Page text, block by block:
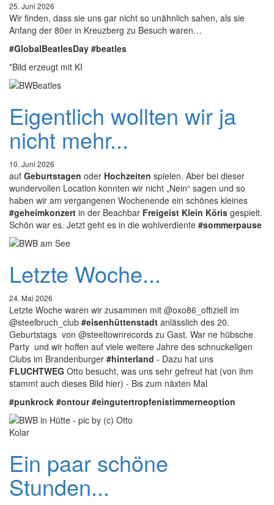
25. Juni 2026
Wir finden, dass sie uns gar nicht so unähnlich sahen, als sie
Anfang der 80er in Kreuzberg zu Besuch waren…
#GlobalBeatlesDay #beatles
*Bild erzeugt mit KI
Eigentlich wollten wir ja
nicht mehr...
10. Juni 2026
auf Geburtstagen oder Hochzeiten spielen. Aber bei dieser
wundervollen Location konnten wir nicht „Nein“ sagen und so
haben wir am vergangenen Wochenende ein schönes kleines
#geheimkonzert in der Beachbar Freigeist Klein Köris gespielt.
Schön war es. Jetzt geht es in die wohlverdiente #sommerpause
Letzte Woche...
24. Mai 2026
Letzte Woche waren wir zusammen mit @oxo86_offiziell im
@steelbruch_club #eisenhüttenstadt anlässlich des 20.
Geburtstags von @steeltownrecords zu Gast. War ne hübsche
Party und wir hoffen auf viele weitere Jahre des schnuckeligen
Clubs im Brandenburger #hinterland - Dazu hat uns
FLUCHTWEG Otto besucht, was uns sehr gefreut hat (von ihm
stammt auch dieses Bild hier) - Bis zum näxten Mal
#punkrock #ontour #eingutertropfenistimmerneoption
Ein paar schöne
Stunden...